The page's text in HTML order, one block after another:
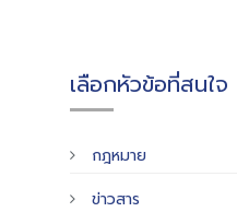
เลือกหัวข้อที่สนใจ
กฎหมาย
ข่าวสาร